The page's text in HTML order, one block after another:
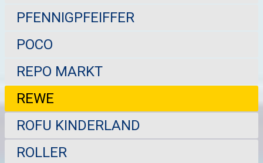
PFENNIGPFEIFFER
POCO
REPO MARKT
REWE
ROFU KINDERLAND
ROLLER